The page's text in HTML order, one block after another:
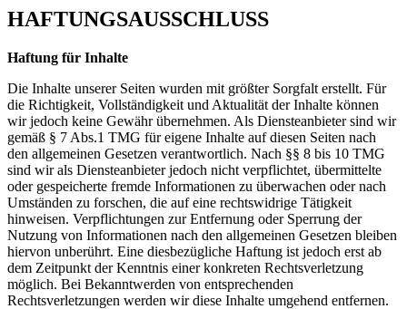
HAFTUNGSAUSSCHLUSS
Haftung für Inhalte
Die Inhalte unserer Seiten wurden mit größter Sorgfalt erstellt. Für
die Richtigkeit, Vollständigkeit und Aktualität der Inhalte können
wir jedoch keine Gewähr übernehmen. Als Diensteanbieter sind wir
gemäß § 7 Abs.1 TMG für eigene Inhalte auf diesen Seiten nach
den allgemeinen Gesetzen verantwortlich. Nach §§ 8 bis 10 TMG
sind wir als Diensteanbieter jedoch nicht verpflichtet, übermittelte
oder gespeicherte fremde Informationen zu überwachen oder nach
Umständen zu forschen, die auf eine rechtswidrige Tätigkeit
hinweisen. Verpflichtungen zur Entfernung oder Sperrung der
Nutzung von Informationen nach den allgemeinen Gesetzen bleiben
hiervon unberührt. Eine diesbezügliche Haftung ist jedoch erst ab
dem Zeitpunkt der Kenntnis einer konkreten Rechtsverletzung
möglich. Bei Bekanntwerden von entsprechenden
Rechtsverletzungen werden wir diese Inhalte umgehend entfernen.